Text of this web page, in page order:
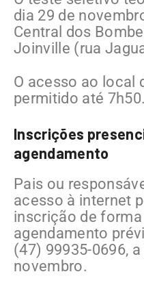
dia 29 de
Central dos
Joinville (rua
O acesso ao local
permitido até 7h50.
Inscrições
agendamento
Pais ou
acesso à internet
inscrição de
agendamento
(47) 99935-0696,
novembro.